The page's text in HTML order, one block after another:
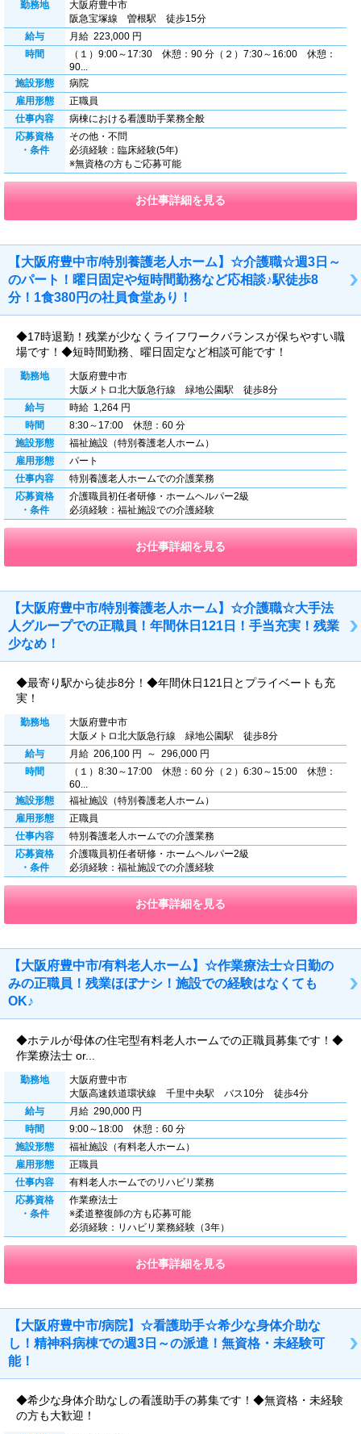
勤務地
大阪府豊中市
阪急宝塚線 曽根駅 徒歩15分
給与
月給 223,000 円
時間
（１）9:00～17:30 休憩：90 分（２）7:30～16:00 休憩：
90...
施設形態
病院
雇用形態
正職員
仕事内容
病棟における看護助手業務全般
応募資格
・条件
その他・不問
必須経験：臨床経験(5年)
※無資格の方もご応募可能
お仕事詳細を見る
【大阪府豊中市/特別養護老人ホーム】☆介護職☆週3日～
のパート！曜日固定や短時間勤務など応相談♪駅徒歩8
分！1食380円の社員食堂あり！
◆17時退勤！残業が少なくライフワークバランスが保ちやすい職
場です！◆短時間勤務、曜日固定など相談可能です！
勤務地
大阪府豊中市
大阪メトロ北大阪急行線 緑地公園駅 徒歩8分
給与
時給 1,264 円
時間
8:30～17:00 休憩：60 分
施設形態
福祉施設（特別養護老人ホーム）
雇用形態
パート
仕事内容
特別養護老人ホームでの介護業務
応募資格
・条件
介護職員初任者研修・ホームヘルパー2級
必須経験：福祉施設での介護経験
お仕事詳細を見る
【大阪府豊中市/特別養護老人ホーム】☆介護職☆大手法
人グループでの正職員！年間休日121日！手当充実！残業
少なめ！
◆最寄り駅から徒歩8分！◆年間休日121日とプライベートも充
実！
勤務地
大阪府豊中市
大阪メトロ北大阪急行線 緑地公園駅 徒歩8分
給与
月給 206,100 円 ～ 296,000 円
時間
（１）8:30～17:00 休憩：60 分（２）6:30～15:00 休憩：
60...
施設形態
福祉施設（特別養護老人ホーム）
雇用形態
正職員
仕事内容
特別養護老人ホームでの介護業務
応募資格
・条件
介護職員初任者研修・ホームヘルパー2級
必須経験：福祉施設での介護経験
お仕事詳細を見る
【大阪府豊中市/有料老人ホーム】☆作業療法士☆日勤の
みの正職員！残業ほぼナシ！施設での経験はなくても
OK♪
◆ホテルが母体の住宅型有料老人ホームでの正職員募集です！◆
作業療法士 or...
勤務地
大阪府豊中市
大阪高速鉄道環状線 千里中央駅 バス10分 徒歩4分
給与
月給 290,000 円
時間
9:00～18:00 休憩：60 分
施設形態
福祉施設（有料老人ホーム）
雇用形態
正職員
仕事内容
有料老人ホームでのリハビリ業務
応募資格
・条件
作業療法士
※柔道整復師の方も応募可能
必須経験：リハビリ業務経験（3年）
お仕事詳細を見る
【大阪府豊中市/病院】☆看護助手☆希少な身体介助な
し！精神科病棟での週3日～の派遣！無資格・未経験可
能！
◆希少な身体介助なしの看護助手の募集です！◆無資格・未経験
の方も大歓迎！